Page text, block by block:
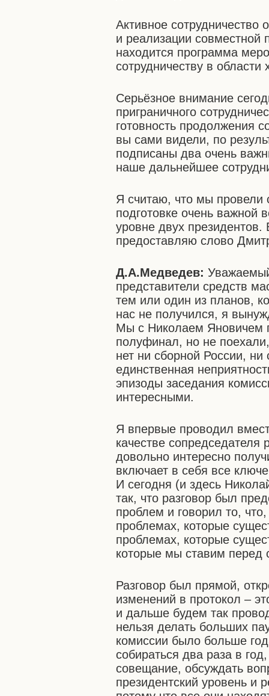
Активное сотрудничество
и реализации совместной
находится программа
сотрудничеству в
Серьёзное внимание
приграничного
готовность продолжения
вы сами видели, по
подписаны два очень
наше дальнейшее
Я считаю, что мы провели
подготовке очень важной
уровне двух
предоставляю слово
Д.А.Медведев:
представители средств
тем или один из планов,
нас не получился, я
Мы с Николаем Яновичем
полуфинал, но не
нет ни сборной России,
единственная
эпизоды заседания
интересными.
Я впервые проводил
качестве сопредседателя
довольно интересно
включает в себя все
И сегодня (и здесь
так, что разговор был
проблем и говорил то,
проблемах, которые
проблемах, которые
которые мы ставим перед
Разговор был прямой,
изменений в протокол –
и дальше будем так
нельзя делать больших
комиссии было больше
собираться два раза в
совещание, обсуждать
президентский уровень и